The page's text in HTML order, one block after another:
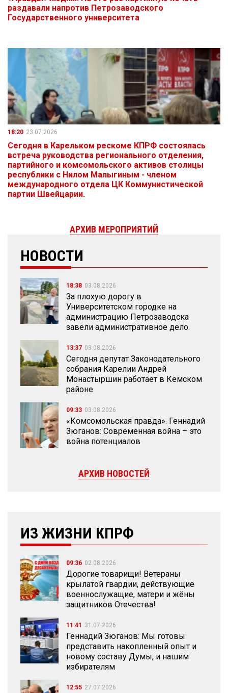
НОВОСТИ
18:38 03.08.2026
За плохую дорогу в
Университетском городке на
администрацию Петрозаводска
завели административное дело.
13:37 03.08.2026
Сегодня депутат Законодательного
собрания Карелии Андрей
Монастыршин работает в Кемском
районе
09:33 03.08.2026
«Комсомольская правда». Геннадий
Зюганов: Современная война – это
война потенциалов
АРХИВ НОВОСТЕЙ
ИЗ ЖИЗНИ КПРФ
09:36 02.08.2026
Дорогие товарищи! Ветераны
крылатой гвардии, действующие
военнослужащие, матери и жёны
защитников Отечества!
11:41 31.07.2026
Геннадий Зюганов: Мы готовы
представить накопленный опыт и
новому составу Думы, и нашим
избирателям
12:55 27.07.2026
раздавали напротив Петрозаводского
Государственного университета
18:20 23.07.2026
Сегодня в Карельком рескоме КПРФ состоялась
встреча руководства регионального отделения,
партийного и комсомольского активов столицы
республики с Нилом Малыгиным - членом
международного отдела ЦК Коммунистической
партии Швейцарии.
АРХИВ МЕРОПРИЯТИЙ